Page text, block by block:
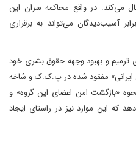
می‌کند. در واقع محاکمه سران این
آسیب‌دیدگان می‌تواند به برقراری
ترمیم و بهبود وجهه حقوق بشری خود
مفقود شده در پ.ک.ک و شاخه
«بازگشت امن اعضای این گروه» و
دهد که این موارد نیز در راستای ایجاد